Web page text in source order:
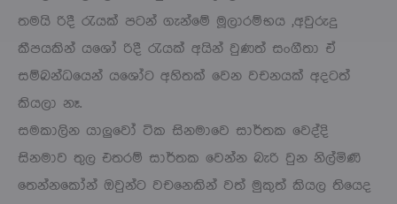
තමයි රිදී රැයක් පටන් ගැන්මේ මූලාරම්භය ,අවුරුදු
කීපයකින් යශෝ රිදී රැයක් අයින් වුණත් සංගීතා ඒ
සම්බන්ධයෙන් යශෝට අහිතක් වෙන වචනයක් අදටත්
කියලා නෑ.
සමකාලින යාලුවෝ ටික සිනමාවෙ සාර්තක වෙද්දි
සිනමාව තුල එතරම් සාර්තක වෙන්න බැරි වුන නිල්මිණි
තෙන්නකෝන් ඔවුන්ට වචනෙකින් වත් මුකුත් කියල තියෙද